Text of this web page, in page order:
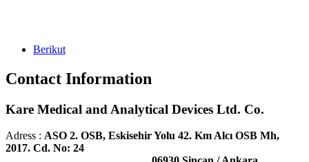
Berikut
Contact Information
Kare Medical and Analytical Devices Ltd. Co.
Adress : ASO 2. OSB, Eskisehir Yolu 42. Km Alcı OSB Mh,
2017. Cd. No: 24